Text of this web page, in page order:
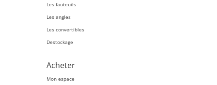
Les fauteuils
Les angles
Les convertibles
Destockage
Acheter
Mon espace